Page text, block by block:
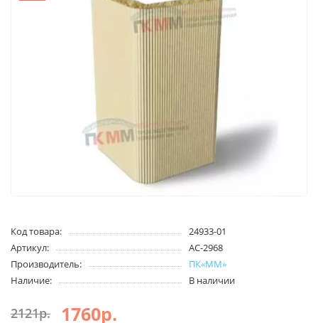
Код товара:
24933-01
Артикул:
АС-2968
Производитель:
ПК«ММ»
Наличие:
В наличии
2121р. 1760р.